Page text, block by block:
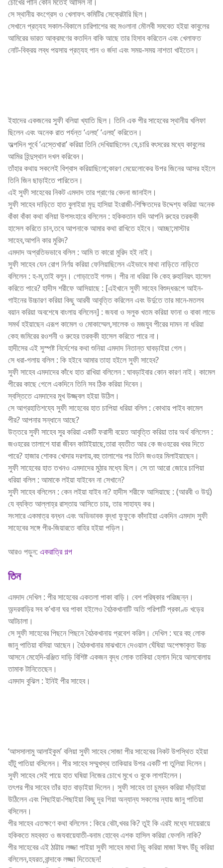
সে স্থানীয় কংগ্রেস ও খেলাফৎ কমিটির সেক্রেটারি ছিল।
সেখানে প্রত্যহ সকাল-বিকালে চারিপাশের বহু মওলানা মৌলবী সমবেত হইয়া কাবুলের
আমিরের ভারত আক্রমণের কতদিন বাকি আছে তার হিসাব করিতেন এবং খেলাফত
নোট-বিক্রয় লব্ধ পয়সায় প্রত্যহ পান ও র্জদা এবং সময়-সময় নাশতা খাইতেন।
ইহাদের একজনের সুফী বলিয়া খ্যাতি ছিল। তিনি এক পীর সাহেবের স্থানীয় খলিফা
ছিলেন এবং অনেক রাত পর্যন্ত ‘এলহু’ ‘এলহু’ করিতেন।
অল্পদিন পূর্বে ‘এস্তেখারা’ করিয়া তিনি দেখিয়াছিলেন যে,চারি বৎসরের মধ্যে কাবুলের
আমির হিন্দুস্থান দখল করিবেন।
তাঁহার কথায় সকলেই বিশ্বাস করিয়াছিলো;কারণ মেয়েলোকের উপর জিনের আসর হইলে
তিনি জিন ছাড়াইতে পারিতেন।
এই সুফী সাহেবের নিকট এমদাদ তার প্রাণের বেদনা জানাইল।
সুফী সাহেব দাড়িতে হাত বুলাইয়া মৃদু হাসিয়া ইংরাজী-শিক্ষিতদের উদ্দেশ্য করিয়া অনেক
বাঁকা বাঁকা কথা বলিয়া উপসংহারে বলিলেন : হকিকতান যদি আপনি রুহের তরক্কী
হাসেল করিতে চান,তবে আপনাকে আমার কথা রাখিতে হইবে। আচ্ছা;মাস্টার
সাহেব,আপনি কার মুরিদ?
এমদাদ অপ্রতিভভাবে বলিল : আমি ত কারো মুরিদ হই নাই।
সুফী সাহেব যেন রোগ নির্ণয় করিয়া ফেলিয়াছিলেন এইভাবে মাথা নাড়িতে নাড়িতে
বলিলেন : হ-ম্,তাই বলুন। গোড়াতেই গলদ। পীর না ধরিয়া কি কেহ রুহানিয়ৎ হাসেল
করিতে পারে? হাদীস শরীফে আসিয়াছে : [এইখানে সুফী সাহেব বিশুদ্ধরূপে আইন-
গাইনের উচ্চারণ করিয়া কিছু আরবী আবৃত্তি করিলেন এবং উর্দুতে তার মানে-মতলব
বয়ান করিয়া অবশেষে বাংলায় বলিলেন] : জযবা ও সলুক খতম করিয়া ফানা ও বাকা লাভে
সমর্থ হইয়াছেন এরূপ কামেল ও মোকাম্মেল,সালেক ও মজযুব পীরের দামন না ধরিয়া
কেহ জমিরের রওশনী ও রুহের তরক্কী হাসেল করিতে পারে না।
হাদীসের এই সুস্পষ্ট নির্দেশের কথা শুনিয়া এমদাদ নিতান্ত ঘাবড়াইয়া গেল।
সে ধরা-গলায় বলিল : কি হইবে আমার তাহা হইলে সুফী সাহেব?
সুফী সাহেব এমদাদের কাঁধে হাত রাখিয়া বলিলেন : ঘাবড়াইবার কোন কারণ নাই। কামেল
পীরের কাছে গেলে একদিনে তিনি সব ঠিক করিয়া দিবেন।
স্বস্তিতে এমদাদের মুখ উজ্জ্বল হইয়া উঠিল।
সে আগ্রহাতিশয্যে সুফী সাহেবের হাত চাপিয়া ধরিয়া বলিল : কোথায় পাইব কামেল
পীর? আপনার সন্ধানে আছে?
উত্তরে সুফী সাহেব সুর করিয়া একটি ফরাসী বয়েত আবৃত্তি করিয়া তার অর্থ বলিলেন :
জওহরের তালাশে যারা জীবন কাটাইয়াছে,তারা ব্যতীত আর কে জওহরের খবর দিতে
পারে? হাজার শোকর খোদার দরগায়,বহু তালাশের পর তিনি জওহর মিলাইয়াছেন।
সুফী সাহেবের হাত তখনও এমদাদের মুঠার মধ্যে ছিল। সে তা আরো জোরে চাপিয়া
ধরিয়া বলিল : আমাকে লইয়া যাইবেন না সেখানে?
সুফী সাহেব বলিলেন : কেন লইয়া যাইব না? হাদীস শরীফে আসিয়াছে : (আরবী ও উর্দু)
যে ব্যক্তি আল্লাহ্র রাস্তায় আসিতে চায়, তার সাহায্য কর।
সংসারে একমাত্র বন্ধন এবং অভিভাবক বৃদ্ধা ফুফুকে কাঁদাইয়া একদিন এমদাদ সুফী
সাহেবের সঙ্গে পীর-জিয়ারতে বাহির হইয়া পড়িল।
আরও পড়ুন: একরাত্রি গল্প
তিন
এমদাদ দেখিল : পীর সাহেবের একতলা পাকা বাড়ি। বেশ পরিষ্কার পরিচ্ছন্ন।
অন্দরবাড়ির সব ক’খানা ঘর পাকা হইলেও বৈঠকখানাটি অতি পরিপাটি প্রকাণ্ড খড়ের
আটচালা।
সে সুফী সাহেবের পিছনে পিছনে বৈঠকখানায় প্রবেশ করিল। দেখিল : ঘরে বহু লোক
জানু পাতিয়া বসিয়া আছেন। বৈঠকখানার মাঝখানে দেওয়াল ঘেঁষিয়া অপেক্ষাকৃত উচ্চ
আসনে মেহেদি-রঞ্জিত দাড়ি বিশিষ্ট একজন বৃদ্ধ লোক তাকিয়া হেলান দিয়ে আলবোলায়
তামাক টানিতেছেন।
এমদাদ বুঝিল : ইনিই পীর সাহেব।
‘আসসালামু আলাইকুম’ বলিয়া সুফী সাহেব সোজা পীর সাহেবের নিকট উপস্থিত হইয়া
হাঁটু পাতিয়া বসিলেন। পীর সাহেব সম্মুখস্থ তাকিয়ার উপর একটি পা তুলিয়া দিলেন।
সুফী সাহেব সেই পায়ে হাত ঘষিয়া নিজের চোখে মুখে ও বুকে লাগাইলেন।
তৎপর পীর সাহেব তাঁর হাত বাড়াইয়া দিলেন। সুফী সাহেব তা চুম্বন করিয়া দাঁড়াইয়া
উঠিলেন এবং পিছাইয়া-পিছাইয়া কিছু দূর গিয়া অন্যান্য সকলের ন্যায় জানু পাতিয়া
বসিলেন।
পীর সাহেব এতক্ষণে কথা বলিলেন : কিরে বেটা,খবর কি? তুই কি এরই মধ্যে দায়েরায়ে
হকিকতে মহব্বত ও জযবায়েযাতী-বনাম হোব্বে এশক হাসিল করিয়া ফেললি নাকি?
পীর সাহেবের এই ঠাট্টায় লজ্জা পাইয়া সুফী সাহেব মাথা নিচু করিয়া মাজা ঈষৎ উঁচু করিয়া
বলিলেন,হযরত,বান্দাকে লজ্জা দিতেছেন!